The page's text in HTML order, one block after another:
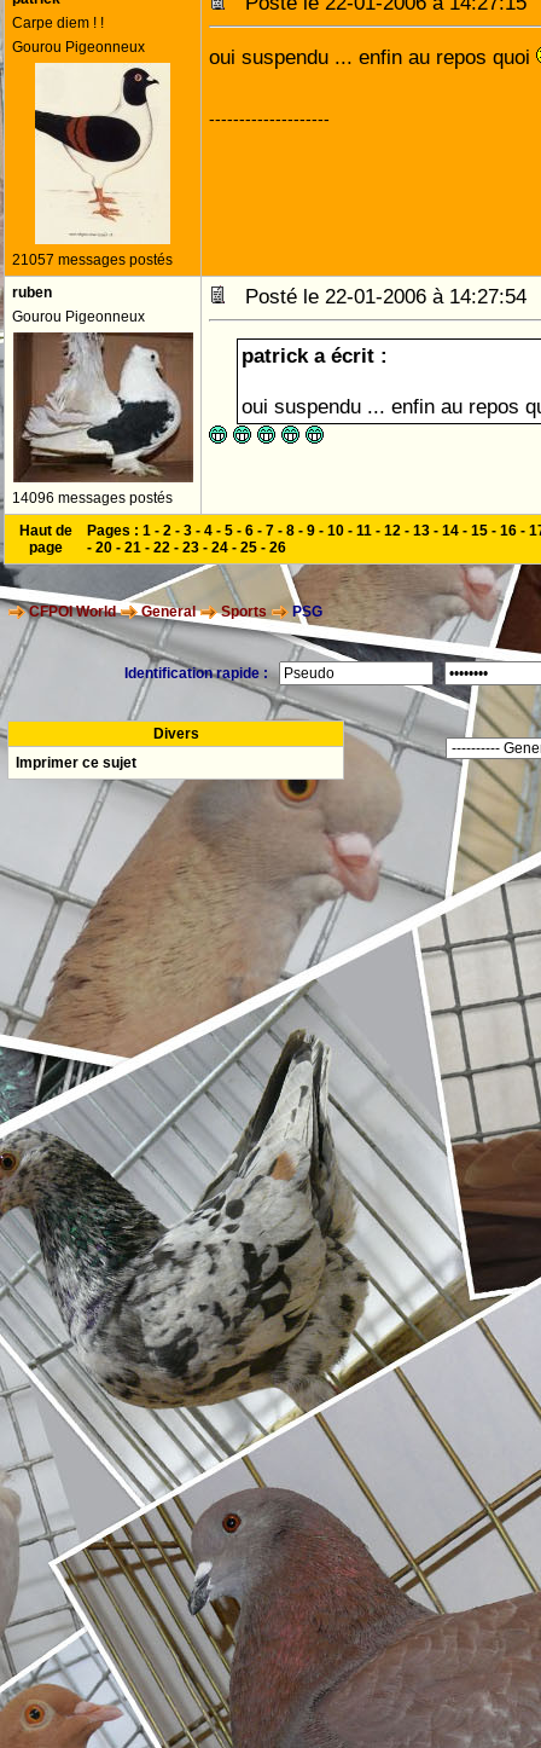
Carpe diem ! !
Gourou Pigeonneux
21057 messages postés
oui suspendu ... enfin au repos quoi
--------------------
ruben
Gourou Pigeonneux
14096 messages postés
Posté le 22-01-2006 à
patrick a écrit :
oui suspendu ... enfin au repos
Haut de
page
Pages : 1 - 2 - 3 - 4 - 5 - 6 - 7 - 8 - 9 - 10 - 11 - 12 - 13 - 14 - 15 - 16 -
- 20 - 21 - 22 - 23 - 24 - 25 - 26
CFPOI World General Sports PSG
Identification rapide :
Divers
Imprimer ce sujet